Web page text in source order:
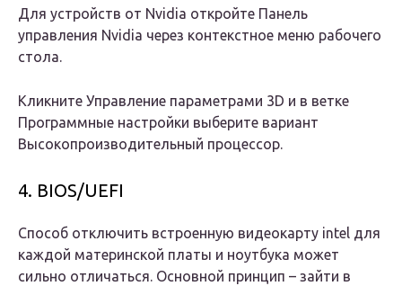
Для устройств от Nvidia откройте Панель
управления Nvidia через контекстное меню рабочего
стола.
Кликните Управление параметрами 3D и в ветке
Программные настройки выберите вариант
Высокопроизводительный процессор.
4. BIOS/UEFI
Способ отключить встроенную видеокарту intel для
каждой материнской платы и ноутбука может
сильно отличаться. Основной принцип – зайти в